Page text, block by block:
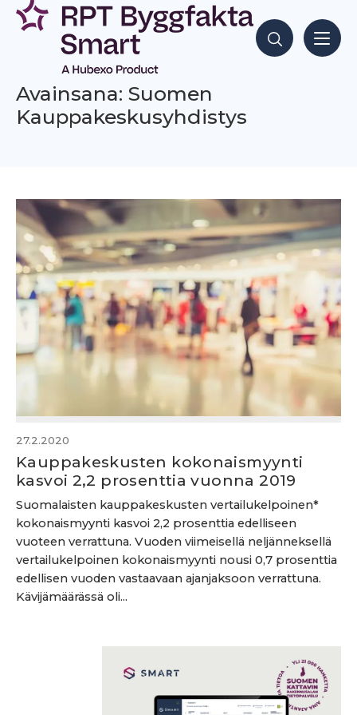
Siirry
sisältöön
Hae sisältöjä
Avainsana: Suomen
Kauppakeskusyhdistys
27.2.2020
Kauppakeskusten kokonaismyynti
kasvoi 2,2 prosenttia vuonna 2019
Suomalaisten kauppakeskusten vertailukelpoinen*
kokonaismyynti kasvoi 2,2 prosenttia edelliseen
vuoteen verrattuna. Vuoden viimeisellä neljänneksellä
vertailukelpoinen kokonaismyynti nousi 0,7 prosenttia
edellisen vuoden vastaavaan ajanjaksoon verrattuna.
Kävijämäärässä oli...